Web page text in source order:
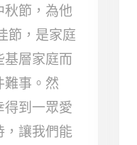
秋節，為他
節，是家庭
層家庭而
難事。然
得到一眾愛
，讓我們能